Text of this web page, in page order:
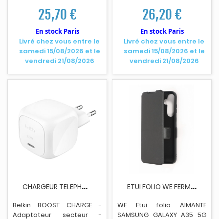
e (2 x USB-C) - noir
Livré chez vous entre le
samedi 15/08/2026 et le
vendredi 21/08/2026
25,70 €
En stock Paris
le câble : USB-C - noir
Livré chez vous entre le
samedi 15/08/2026 et le
vendredi 21/08/2026
26,20 €
En stock Paris
C
HARGEUR TELEPHONE BELKIN 65W USB PD WALL...
Belkin BOOST CHARGE -
Adaptateur secteur -
E
TUI FOLIO WE FERMETURE AIMANTEE SAMSUNG A35 5G...
WE Etui folio AIMANTE
SAMSUNG GALAXY A35 5G